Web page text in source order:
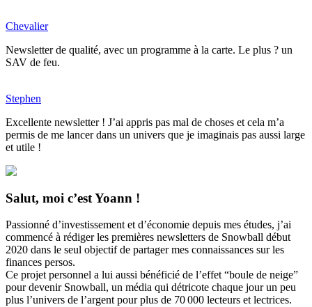
Chevalier
Newsletter de qualité, avec un programme à la carte. Le plus ? un
SAV de feu.
Stephen
Excellente newsletter ! J’ai appris pas mal de choses et cela m’a
permis de me lancer dans un univers que je imaginais pas aussi large
et utile !
Salut, moi c’est Yoann !
Passionné d’investissement et d’économie depuis mes études, j’ai
commencé à rédiger les premières newsletters de Snowball début
2020 dans le seul objectif de partager mes connaissances sur les
finances persos.
Ce projet personnel a lui aussi bénéficié de l’effet “boule de neige”
pour devenir Snowball, un média qui détricote chaque jour un peu
plus l’univers de l’argent pour plus de 70 000 lecteurs et lectrices.